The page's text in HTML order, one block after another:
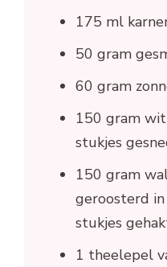
175 ml
50 gram
60 gram
150 gram
stukjes
150 gram
geroosterd in
stukjes
1 theelepel